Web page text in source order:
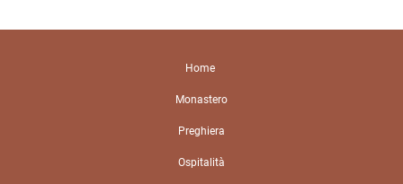
Home
Monastero
Preghiera
Ospitalità